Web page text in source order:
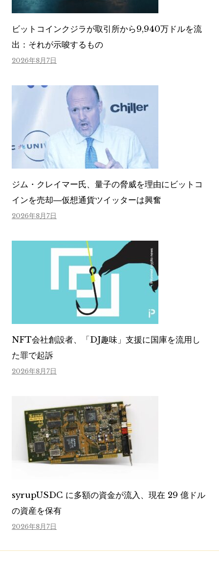
ビットコインクジラが取引所から9,940万ドルを流
出：それが示唆するもの
2026年8月7日
ジム・クレイマー氏、量子の脅威を理由にビットコ
インを売却―仮想通貨ツイッターは興奮
2026年8月7日
NFT会社創設者、「DJ趣味」支援に国庫を流用し
た罪で起訴
2026年8月7日
syrupUSDC に多額の資金が流入、現在 29 億ドル
の資産を保有
2026年8月7日